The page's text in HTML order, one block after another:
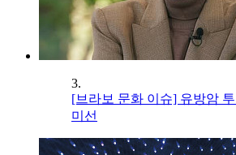
3.
[브라보 문화 이슈] 유방암
미선